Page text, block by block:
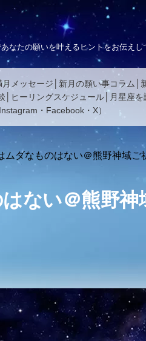
なたの願いを叶えるヒントをお伝え
月メッセージ 新月の願い事コラム
ヒーリングスケジュール 月星座を
Instagram ・ Facebook ・ X）
ムダなものはない＠熊野神域ご
ない＠熊野神